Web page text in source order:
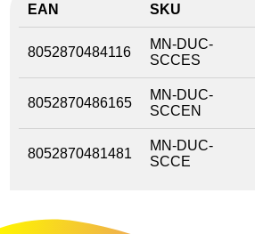
EAN SKU
8052870484116
MN-DUC-
SCCES
8052870486165
MN-DUC-
SCCEN
8052870481481
MN-DUC-
SCCE